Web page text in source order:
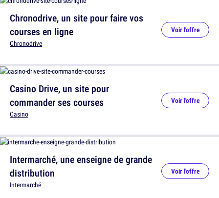
Chronodrive, un site pour faire vos
courses en ligne
Chronodrive
Voir l'offre
Intermarché, une enseigne de grande
distribution
Intermarché
Voir l'offre
Casino Drive, un site pour
commander ses courses
Casino
Voir l'offre